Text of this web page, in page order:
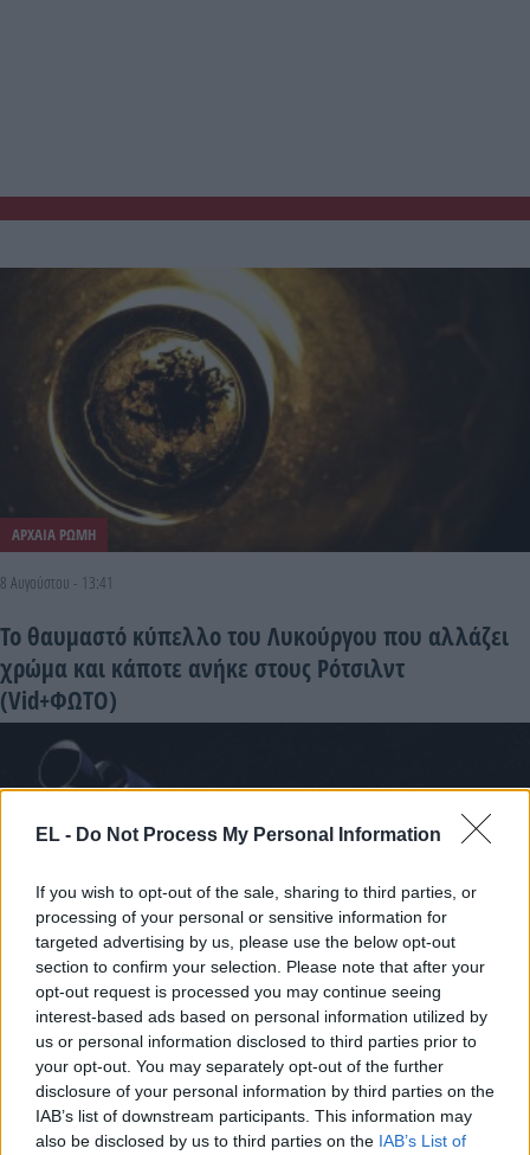
EL - Do Not Process My Personal Information
If you wish to opt-out of the sale, sharing to third parties, or
processing of your personal or sensitive information for
targeted advertising by us, please use the below opt-out
section to confirm your selection. Please note that after your
opt-out request is processed you may continue seeing
interest-based ads based on personal information utilized by
us or personal information disclosed to third parties prior to
your opt-out. You may separately opt-out of the further
disclosure of your personal information by third parties on the
IAB’s list of downstream participants. This information may
also be disclosed by us to third parties on the IAB’s List of
ΑΡΧΑΙΑ ΡΩΜΗ
8 Αυγούστου - 13:41
Το θαυμαστό κύπελλο του Λυκούργου που αλλάζει
χρώμα και κάποτε ανήκε στους Ρότσιλντ
(Vid+ΦΩΤΟ)
ΣΕΛΗΝΗ
6 Αυγούστου - 18:39
Μυστήριο με την πρόσκρουση στη Σελήνη: Γιατί
κανείς δεν κατέγραψε τη συντριβή του Falcon 9